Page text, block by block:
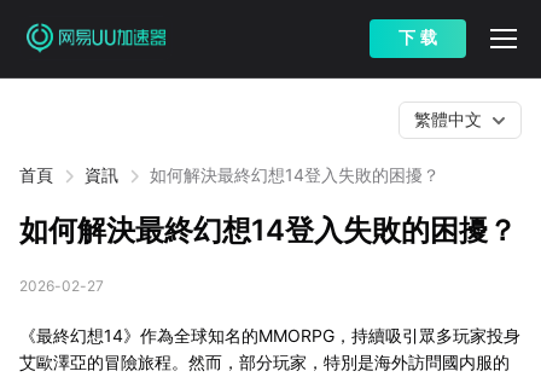
下 载
首頁 資訊 如何解決最終幻想14登入失敗的困擾？
繁體中文
如何解決最終幻想14登入失敗的困擾？
2026-02-27
《最終幻想14》作為全球知名的MMORPG，持續吸引眾多玩家投身
艾歐澤亞的冒險旅程。然而，部分玩家，特別是海外訪問國内服的